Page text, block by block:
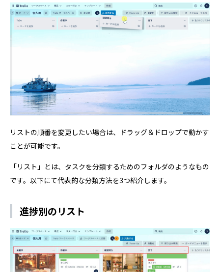
リストの順番を変更したい場合は、ドラッグ＆ドロップで動かす
ことが可能です。
「リスト」とは、タスクを分類するためのフォルダのようなもの
です。以下にて代表的な分類方法を3つ紹介します。
進捗別のリスト